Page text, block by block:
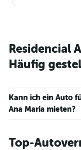
Residencial
Häufig
Kann ich ein Auto
Ana Maria mieten?
Top-